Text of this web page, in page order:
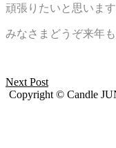
頑張りたいと思います
みなさまどうぞ来年
Next Post
Copyright © Candle